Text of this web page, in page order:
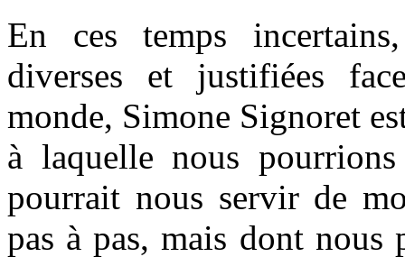
En ces temps
diverses et justifiées
monde, Simone Signoret
à laquelle nous
pourrait nous servir de
pas à pas, mais dont nous